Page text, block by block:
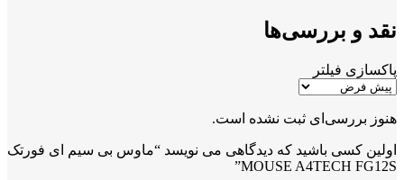
نقد و بررسی‌ها
پاکسازی فیلتر
هنوز بررسی‌ای ثبت نشده است.
اولین کسی باشید که دیدگاهی می نویسد “ماوس بی سیم ای فورتک
MOUSE A4TECH FG12S”